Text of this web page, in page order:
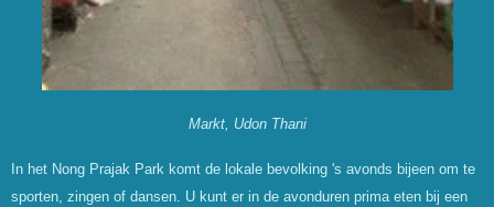
Markt, Udon Thani
In het Nong Prajak Park komt de lokale bevolking 's avonds bijeen om te
sporten, zingen of dansen. U kunt er in de avonduren prima eten bij een